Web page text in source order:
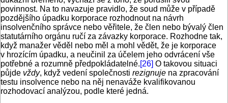
povinnost. Na to navazuje pravidlo, že soud může v případě
pozdějšího úpadku korporace rozhodnout na návrh
insolvenčního správce nebo věřitele, že člen nebo bývalý člen
statutárního orgánu ručí za závazky korporace. Rozhodne tak,
když manažer věděl nebo měl a mohl vědět, že je korporace
v hrozícím úpadku, a neučinil za účelem jeho odvrácení vše
potřebné a rozumně předpokládatelné.[26] O takovou situaci
půjde vždy, když vedení společnosti rezignuje na zpracování
testu insolvence nebo na něj nenaváže kvalifikovanou
rozhodovací analýzou, podle které jedná.